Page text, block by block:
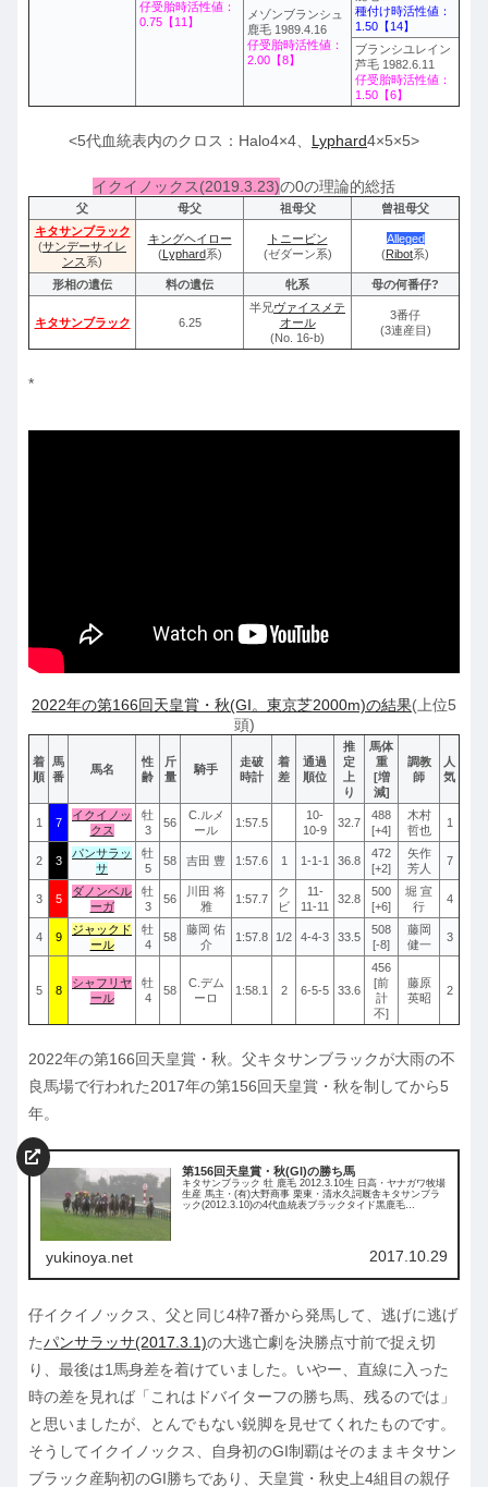
仔受胎時活性値：
0.75【11】
メゾンブランシュ
鹿毛 1989.4.16
仔受胎時活性値：
2.00【8】
種付け時活性値：
1.50【14】
ブランシユレイン
芦毛 1982.6.11
仔受胎時活性値：
1.50【6】
<5代血統表内のクロス：Halo4×4、 Lyphard4×5×5>
イクイノックス(2019.3.23)の0の理論的総括
父 母父 祖母父
曾祖母父
キタサンブラック
(サンデーサイレ
ンス 系)
キングヘイロー
(Lyphard系)
トニービン
(ゼダーン系)
Alleged
(Ribot系)
形相の遺伝 料の遺伝 牝系 母の何番仔?
キタサンブラック 6.25
半兄ヴァイスメテ
オール
(No. 16-b)
3番仔
(3連産目)
*
2022年の第166回天皇賞・秋(GI。東京芝2000m)の結果(上位5
頭)
着
順
馬
番
馬名
性
齢
斤
量
騎手
走破
時計
着
差
通過
順位
推
定
上
り
馬体
重
[増
減]
調教
師
人
気
1 7
イクイノッ
クス
牡
3
56
C.ルメ
ール
1:57.5
10-
10-9
32.7
488
[+4]
木村
哲也
1
2 3
パンサラッ
サ
牡
5
58 吉田 豊 1:57.6 1 1-1-1 36.8
472
[+2]
矢作
芳人
7
3 5
ダノンベル
ーガ
牡
3
56
川田 将
雅
1:57.7
ク
ビ
11-
11-11
32.8
500
[+6]
堀 宣
行
4
4 9
ジャックド
ール
牡
4
58
藤岡 佑
介
1:57.8 1/2 4-4-3 33.5
508
[-8]
藤岡
健一
3
5 8
シャフリヤ
ール
牡
4
58
C.デム
ーロ
1:58.1 2 6-5-5 33.6
456
[前
計
不]
藤原
英昭
2
2022年の第166回天皇賞・秋。父キタサンブラックが大雨の不
良馬場で行われた2017年の第156回天皇賞・秋を制してから5
年。
第156回天皇賞・秋(GI)の勝ち馬
キタサンブラック 牡 鹿毛 2012.3.10生 日高・ヤナガワ牧場
生産 馬主・(有)大野商事 栗東・清水久詞厩舎キタサンブラ
ック(2012.3.10)の4代血統表ブラックタイド黒鹿毛
yukinoya.net 2017.10.29
仔イクイノックス、父と同じ4枠7番から発馬して、逃げに逃げ
たパンサラッサ(2017.3.1)の大逃亡劇を決勝点寸前で捉え切
り、最後は1馬身差を着けていました。いやー、直線に入った
時の差を見れば「これはドバイターフの勝ち馬、残るのでは」
と思いましたが、とんでもない鋭脚を見せてくれたものです。
そうしてイクイノックス、自身初のGI制覇はそのままキタサン
ブラック産駒初のGI勝ちであり、天皇賞・秋史上4組目の親仔